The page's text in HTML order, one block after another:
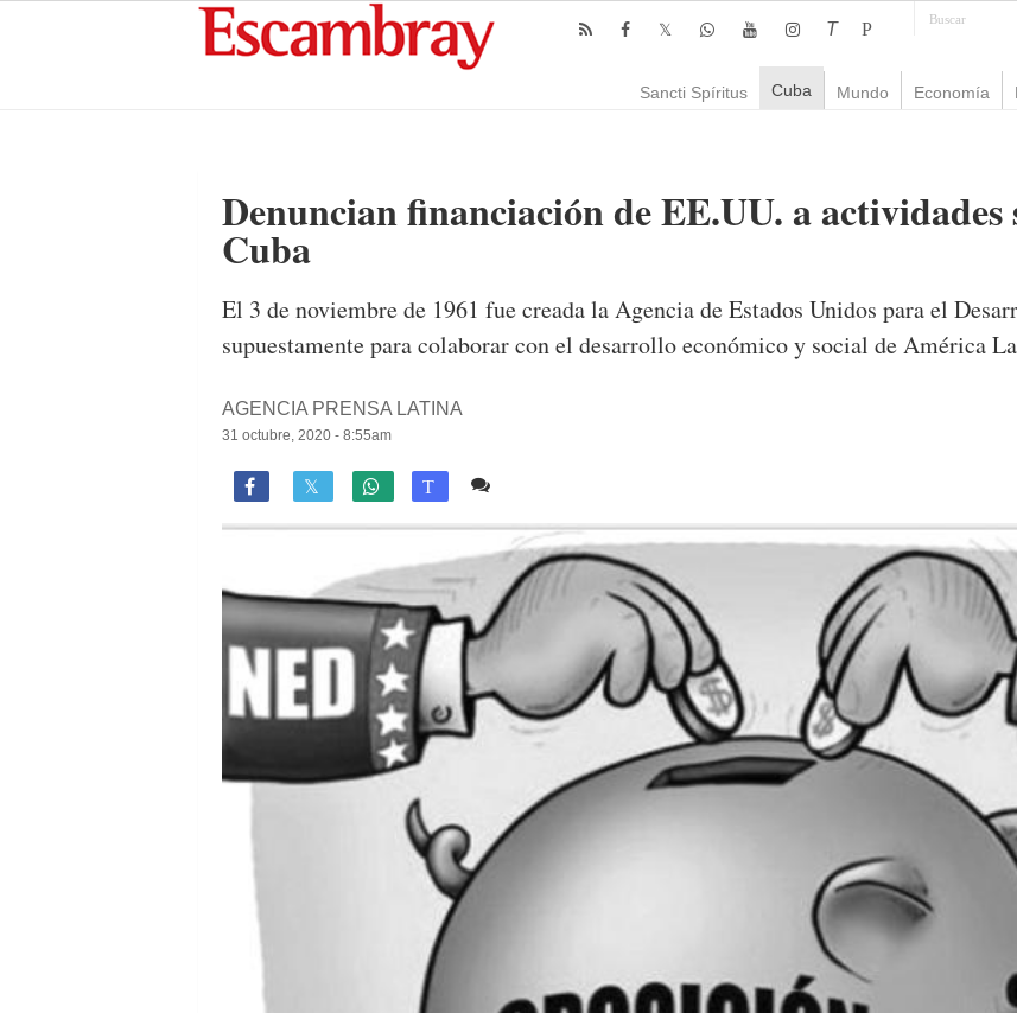
T P
Sancti Spíritus Cuba Mundo Economía
Denuncian financiación de EE.UU. a actividades
Cuba
El 3 de noviembre de 1961 fue creada la Agencia de Estados Unidos para el
supuestamente para colaborar con el desarrollo económico y social de América
AGENCIA PRENSA LATINA
31 octubre, 2020 - 8:55am
 T